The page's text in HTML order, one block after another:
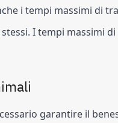
i tempi massimi di
I tempi massimi
garantire il